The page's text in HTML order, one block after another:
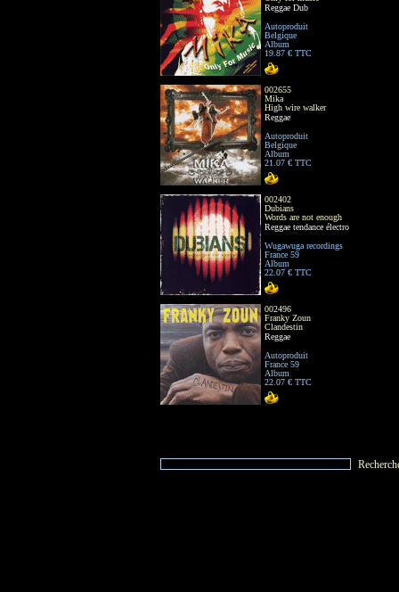
Reggae Dub
Autoproduit
Belgique
Album
19.87 € TTC
002655
Mika
High wire walker
Reggae
Autoproduit
Belgique
Album
21.07 € TTC
002402
Dubians
Words are not enough
Reggae tendance électro
Wugawuga recordings
France 59
Album
22.07 € TTC
002496
Franky Zoun
Clandestin
Reggae
Autoproduit
France 59
Album
22.07 € TTC